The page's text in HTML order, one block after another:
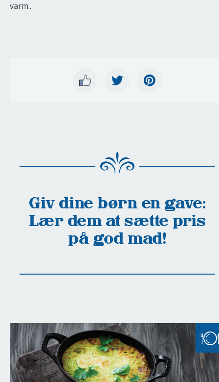
varm..
Giv dine børn en gave:
Lær dem at sætte pris
på god mad!